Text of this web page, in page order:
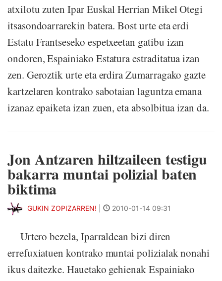
atxilotu zuten Ipar Euskal Herrian Mikel Otegi
itsasondoarrarekin batera. Bost urte eta erdi
Estatu Frantseseko espetxeetan gatibu izan
ondoren, Espainiako Estatura estraditatua izan
zen. Geroztik urte eta erdira Zumarragako gazte
kartzelaren kontrako sabotaian laguntza emana
izanaz epaiketa izan zuen, eta absolbitua izan da.
Jon Antzaren hiltzaileen testigu
bakarra muntai polizial baten
biktima
GUKIN ZOPIZARREN! 2010-01-14 09:31
Urtero bezela, Iparraldean bizi diren
errefuxiatuen kontrako muntai polizialak nonahi
ikus daitezke. Hauetako gehienak Espainiako